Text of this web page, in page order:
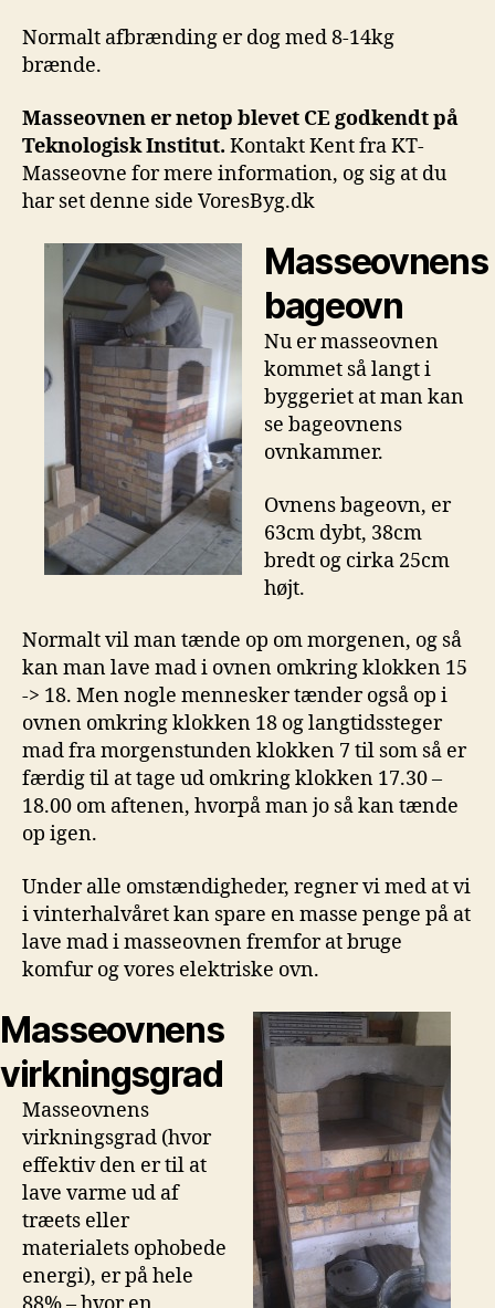
Normalt afbrænding er dog med 8-14kg
brænde.
Masseovnen er netop blevet CE godkendt på
Teknologisk Institut. Kontakt Kent fra KT-
Masseovne for mere information, og sig at du
har set denne side VoresByg.dk
Masseovnens
bageovn
Nu er masseovnen
kommet så langt i
byggeriet at man kan
se bageovnens
ovnkammer.
Ovnens bageovn, er
63cm dybt, 38cm
bredt og cirka 25cm
højt.
Normalt vil man tænde op om morgenen, og så
kan man lave mad i ovnen omkring klokken 15
-> 18. Men nogle mennesker tænder også op i
ovnen omkring klokken 18 og langtidssteger
mad fra morgenstunden klokken 7 til som så er
færdig til at tage ud omkring klokken 17.30 –
18.00 om aftenen, hvorpå man jo så kan tænde
op igen.
Under alle omstændigheder, regner vi med at vi
i vinterhalvåret kan spare en masse penge på at
lave mad i masseovnen fremfor at bruge
komfur og vores elektriske ovn.
Masseovnens
virkningsgrad
Masseovnens
virkningsgrad (hvor
effektiv den er til at
lave varme ud af
træets eller
materialets ophobede
energi), er på hele